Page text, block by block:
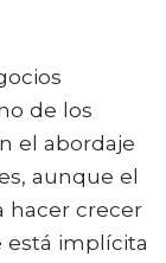
de los
el abordaje
aunque el
hacer crecer
está implícita